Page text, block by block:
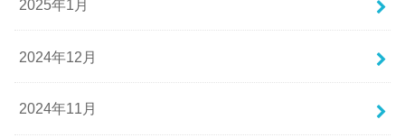
2025年1月
2024年12月
2024年11月